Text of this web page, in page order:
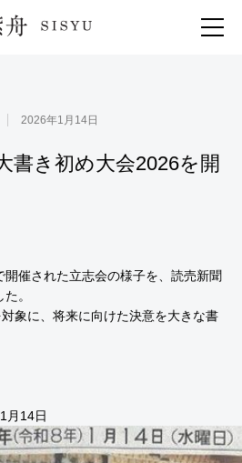
紫舟 SISYU
2026年1月14日
書き初め大会2026を開
催された立志会の様子を、読売新聞
。
象に、将来に向けた決意を大きな書
月14日